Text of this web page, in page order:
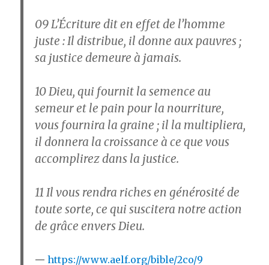
09L’Écriture dit en effet de l’homme
juste : Il distribue, il donne aux pauvres ;
sa justice demeure à jamais.
10Dieu, qui fournit la semence au
semeur et le pain pour la nourriture,
vous fournira la graine ; il la multipliera,
il donnera la croissance à ce que vous
accomplirez dans la justice.
11 Il vous rendra riches en générosité de
toute sorte, ce qui suscitera notre action
de grâce envers Dieu.
https://www.aelf.org/bible/2co/9